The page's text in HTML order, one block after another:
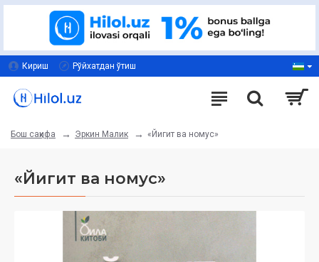
Кириш Рўйхатдан ўтиш
Бош саҳифа Эркин Малик «Йигит ва номус»
«Йигит ва номус»